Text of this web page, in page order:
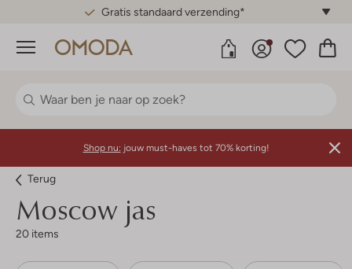
Gratis standaard verzending*
Menu
Shop nu: jouw must-haves tot 70% korting!
Terug
Moscow jas
20 items